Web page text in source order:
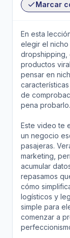
Marcar
En esta
elegir el
dropshipping,
productos
pensar en
de
pena probarlo.
Este video te
un negocio
pasajeras.
marketing,
acumular
repasamos
cómo
logísticos y
simple para
comenzar a